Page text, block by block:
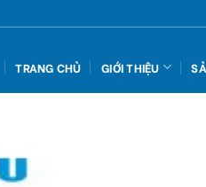
TRANG CHỦ GIỚI THIỆU